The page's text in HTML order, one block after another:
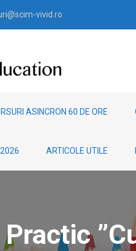
vivid.ro
ASINCRON 60 DE ORE
ARTICOLE UTILE